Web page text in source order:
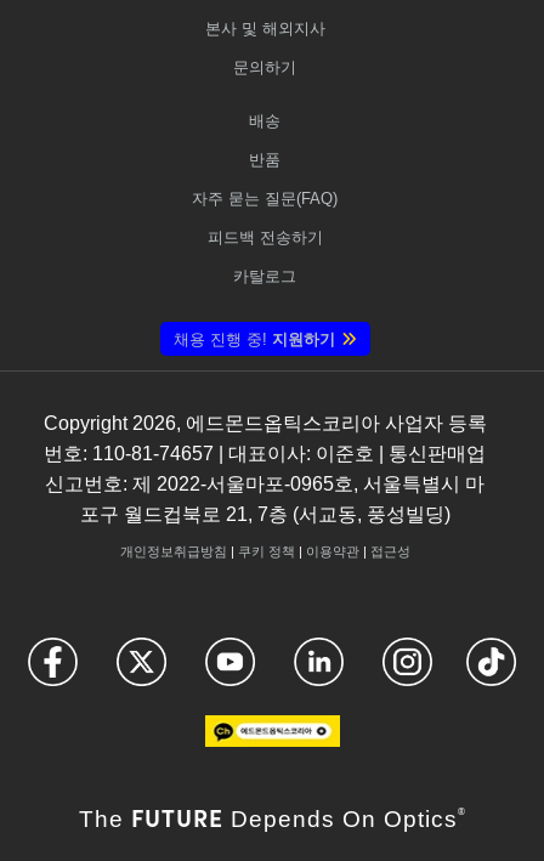
본사 및 해외지사
문의하기
배송
반품
자주 묻는 질문(FAQ)
피드백 전송하기
카탈로그
채용 진행 중! 지원하기
Copyright 2026, 에드몬드옵틱스코리아 사업자 등록
번호: 110-81-74657 | 대표이사: 이준호 | 통신판매업
신고번호: 제 2022-서울마포-0965호, 서울특별시 마
포구 월드컵북로 21, 7층 (서교동, 풍성빌딩)
개인정보취급방침 | 쿠키 정책 | 이용약관| 접근성
The FUTURE Depends On Optics ®